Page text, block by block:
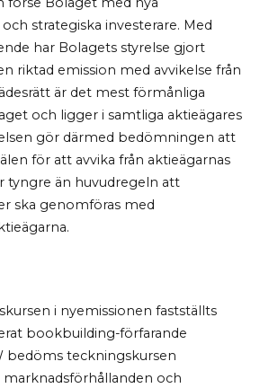
strategiska investerare. Med
har Bolagets styrelse gjort
riktad emission med avvikelse från
är det mest förmånliga
och ligger i samtliga aktieägares
gör därmed bedömningen att
för att avvika från aktieägarnas
tyngre än huvudregeln att
ska genomföras med
i nyemissionen fastställts
bookbuilding-förfarande
bedöms teckningskursen
och